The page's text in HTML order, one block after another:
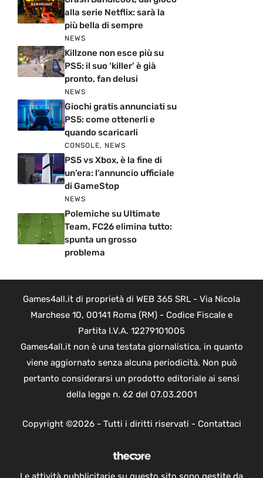
alla serie Netflix: sarà la
più bella di sempre
NEWS
Killzone non esce più su
PS5: il suo ‘killer’ è già
pronto, fan delusi
NEWS
Giochi gratis annunciati su
PS5: come ottenerli e
quando scaricarli
CONSOLE, NEWS
PS5 vs Xbox, è la fine di
un’era: l’annuncio ufficiale
di GameStop
NEWS
Polemiche su Ultimate
Team, FC26 elimina tutto:
spunta un grosso
problema
Games4all.it di proprietà di WEB 365 SRL - Via Nicola
Marchese 10, 00141 Roma (RM) - Codice Fiscale e
Partita I.V.A. 12279101005
Games4all.it non è una testata giornalistica, in quanto
viene aggiornato senza alcuna periodicità. Non può
pertanto considerarsi un prodotto editoriale ai sensi
della legge n. 62 del 07.03.2001
Copyright ©2026 - Tutti i diritti riservati - Contattaci